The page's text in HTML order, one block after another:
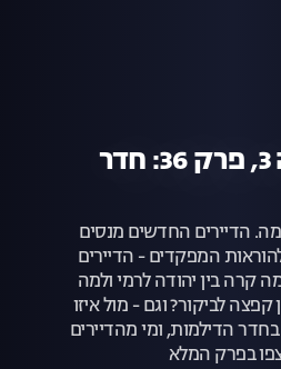
האח הגדול, עונה 3, פרק 36: חדר
הדיירים החדשים מנסים
המפקדים - הדיירים
קרה בין יהודה לרמי ולמה
לביקור? וגם - מול איזו
הדילמות, ומי מהדיירים
בפרק המלא